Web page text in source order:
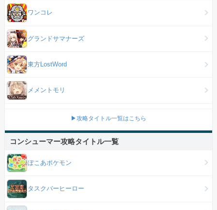
ワンコレ
グランドサマナーズ
東方LostWord
メメントモリ
▶攻略タイトル一覧はこちら
コンシューマー攻略タイトル一覧
ぽこあポケモン
タスクバーヒーロー